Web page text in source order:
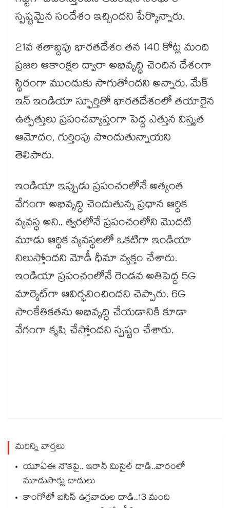
స్పష్టమైన సందేశం ఇచ్చిందని పేర్కొన్నారు.
21వ శతాబ్దపు భారతదేశం తన 140 కోట్ల మంది
ప్రజల ఆకాంక్షల ద్వారా అభివృద్ధి చెందిన దేశంగా
స్థిరంగా ముందుకు సాగుతోందని అన్నారు. మేక్
ఇన్ ఇండియా స్ఫూర్తితో భారతదేశంలో తయారైన
ఉత్పత్తులు ప్రపంచవ్యాప్తంగా పెద్ద ఎత్తున విస్తృత
ఆమోదం, గుర్తింపు పొందుతున్నాయని
తెలిపారు.
ఇండియా ఇప్పుడు ప్రపంచంలోనే అత్యంత
వేగంగా అభివృద్ధి చెందుతున్న ప్రధాన ఆర్థిక
వ్యవస్థ అని.. త్వరలోనే ప్రపంచంలోని మొదటి
మూడు ఆర్థిక వ్యవస్థలలో ఒకటిగా ఇండియా
నిలుస్తోందని మోడీ ధీమా వ్యక్తం చేశారు.
ఇండియా ప్రపంచంలోనే రెండవ అతిపెద్ద 5G
మార్కెట్‌గా ఆవిర్భవించిందని చెప్పారు. 6G
సాంకేతికతను అభివృద్ధి చేయడానికి కూడా
వేగంగా కృషి చేస్తోందని స్పష్టం చేశారు.
మరిన్ని వార్తలు
యూఏఈ నౌకపై.. ఇరాన్‌‌ మిసైల్‌‌ దాడి..వారంలో
మూడుసార్లు దాడులు
కాంగోలో ఐసిస్ ఉగ్రవాదుల దాడి..13 మంది